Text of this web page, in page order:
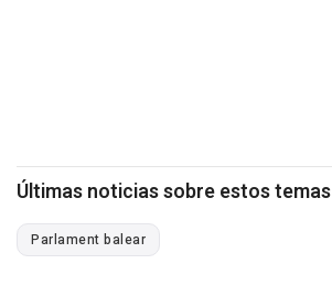
Últimas noticias sobre estos temas
Parlament balear